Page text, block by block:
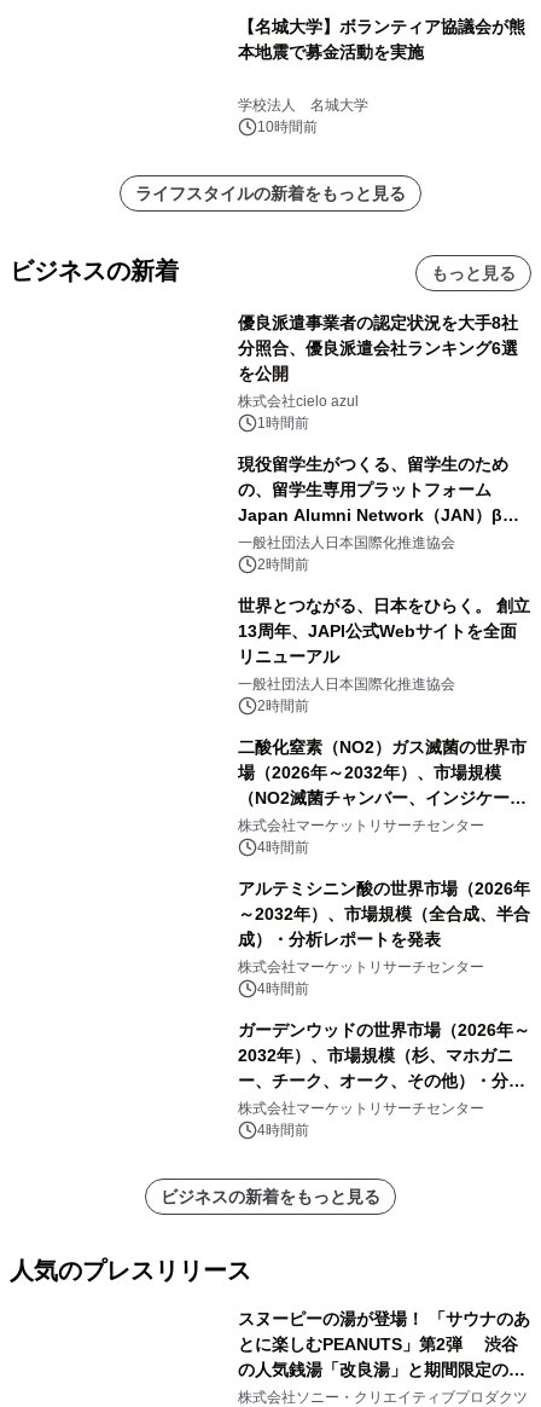
【名城大学】ボランティア協議会が熊
本地震で募金活動を実施
学校法人 名城大学
10時間前
ライフスタイルの新着をもっと見る
ビジネスの新着 もっと見る
優良派遣事業者の認定状況を大手8社
分照合、優良派遣会社ランキング6選
を公開
株式会社cielo azul
1時間前
現役留学生がつくる、留学生のため
の、留学生専用プラットフォーム
Japan Alumni Network（JAN）β版
をリリース
一般社団法人日本国際化推進協会
2時間前
世界とつながる、日本をひらく。 創立
13周年、JAPI公式Webサイトを全面
リニューアル
一般社団法人日本国際化推進協会
2時間前
二酸化窒素（NO2）ガス滅菌の世界市
場（2026年～2032年）、市場規模
（NO2滅菌チャンバー、インジケータ
ーおよびモニタリングシステム、その
他）・分析レポートを発表
株式会社マーケットリサーチセンター
4時間前
アルテミシニン酸の世界市場（2026年
～2032年）、市場規模（全合成、半合
成）・分析レポートを発表
株式会社マーケットリサーチセンター
4時間前
ガーデンウッドの世界市場（2026年～
2032年）、市場規模（杉、マホガニ
ー、チーク、オーク、その他）・分析
レポートを発表
株式会社マーケットリサーチセンター
4時間前
ビジネスの新着をもっと見る
人気のプレスリリース
スヌーピーの湯が登場！ 「サウナのあ
とに楽しむPEANUTS」第2弾 渋谷
の人気銭湯「改良湯」と期間限定のコ
ラボレーション サウナイキタイコラ
株式会社ソニー・クリエイティブプロダクツ